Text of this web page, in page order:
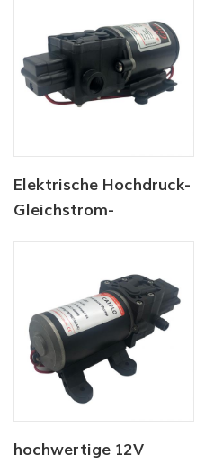
Elektrische Hochdruck-
Gleichstrom-
hochwertige 12V